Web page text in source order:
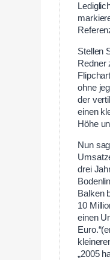
Stellen
Redner
ohne
der
einen
Höhe
Nun
drei
Balken
10
einen
„2005